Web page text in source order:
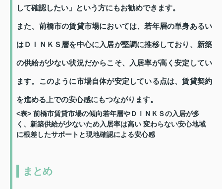
して確認したい」という方にもお勧めできます。
また、前橋市の賃貸市場においては、若年層の単身あるい
はＤＩＮＫＳ層を中心に入居が堅調に推移しており、新築
の供給が少ない状況だからこそ、入居率が高く安定してい
ます。このように市場自体が安定している点は、賃貸契約
を進める上での安心感にもつながります。
<表> 前橋市賃貸市場の傾向若年層やＤＩＮＫＳの入居が多
く、新築供給が少ないため入居率は高い 変わらない安心地域
に根差したサポートと現地確認による安心感
まとめ